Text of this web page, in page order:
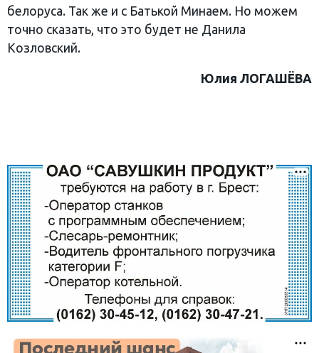
белоруса. Так же и с Батькой Минаем. Но можем
точно сказать, что это будет не Данила
Козловский.
Юлия ЛОГАШЁВА